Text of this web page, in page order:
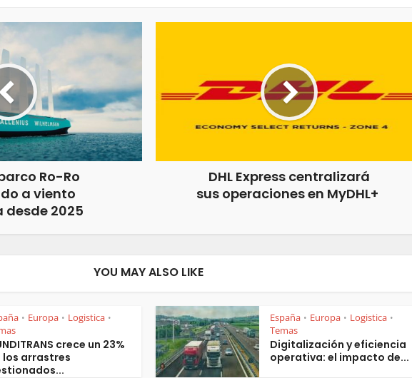
Ro-Ro
a viento
2025
DHL Express centralizará
sus operaciones en MyDHL+
YOU MAY ALSO LIKE
• Europa • Logistica •
crece un 23%
los arrastres
España • Europa • Logistica •
Temas
Digitalización y eficiencia
operativa: el impacto de...